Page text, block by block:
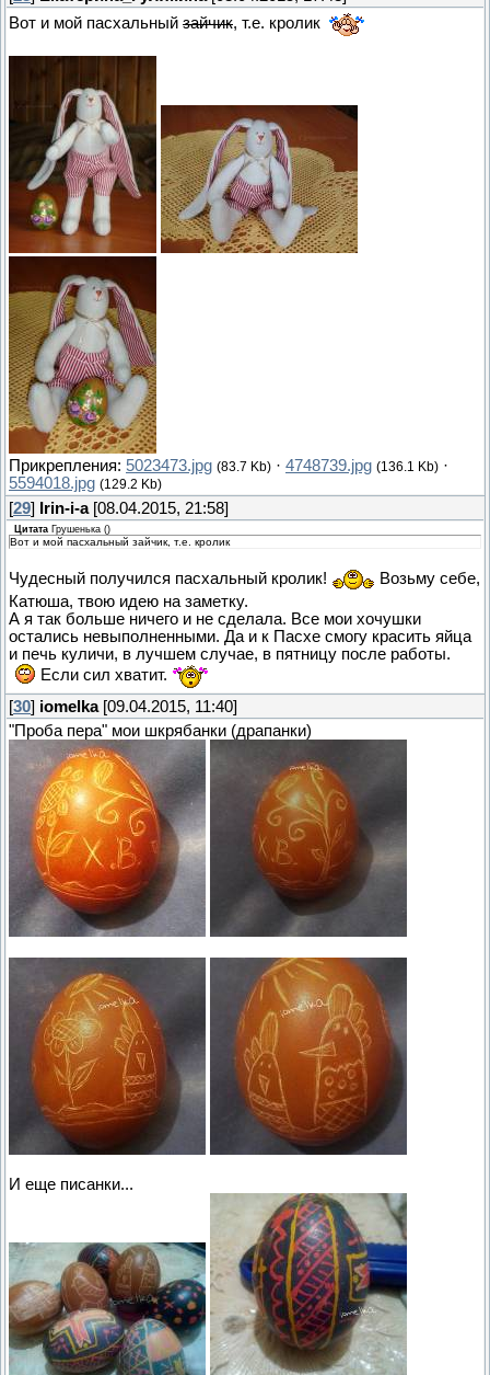
Вот и мой пасхальный зайчик, т.е. кролик
Прикрепления: 5023473.jpg (83.7 Kb) · 4748739.jpg (136.1 Kb) ·
5594018.jpg (129.2 Kb)
[29] Irin-i-a[08.04.2015, 21:58]
Цитата Грушенька ()
Вот и мой пасхальный зайчик, т.е. кролик
Чудесный получился пасхальный кролик!
Возьму себе,
Катюша, твою идею на заметку.
А я так больше ничего и не сделала. Все мои хочушки
остались невыполненными. Да и к Пасхе смогу красить яйца
и печь куличи, в лучшем случае, в пятницу после работы.
Если сил хватит.
[30] iomelka[09.04.2015, 11:40]
"Проба пера" мои шкрябанки (драпанки)
И еще писанки...